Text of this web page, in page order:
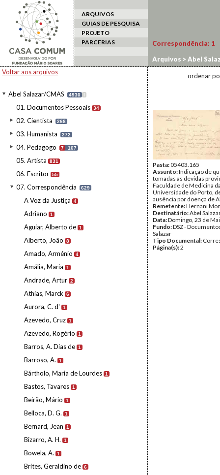
ARQUIVOS
GUIAS DE PESQUISA
PROJETO
PARCERIAS
Voltar aos arquivos
Abel Salazar/CMAS 4930 I
01. Documentos Pessoais 34
02. Cientista 268
03. Humanista 272
04. Pedagogo 7 107
05. Artista 831
06. Escritor 55
07. Correspondência 629
A Voz da Justiça 4
Adriano 1
Aguiar, Alberto de 1
Alberto, João 8
Amado, Arménio 4
Amália, Maria 1
Andrade, Artur 2
Athias, Marck 6
Aurora, C. d' 1
Azevedo, Cruz 1
Azevedo, Rogério 1
Barros, A. Dias de 1
Barroso, A. 1
Bártholo, Maria de Lourdes 1
Bastos, Tavares 1
Beirão, Mário 1
Belloca, D. G. 1
Bernard, Jean 1
Bizarro, A. H. 1
Bowela, A. 1
Brites, Geraldino de 6
Correspondência: 1
Arquivos >Abel
ordenar
Pasta:05403.165
Assunto:Indicação de
tomadas as devidas
Faculdade de Medicina
Universidade do Porto,
ausência por doença de
Remetente:Hernani
Destinatário:Abel
Data:Domingo, 23 de
Fundo:DSZ -
Salazar
Tipo Documental:
Página(s):2